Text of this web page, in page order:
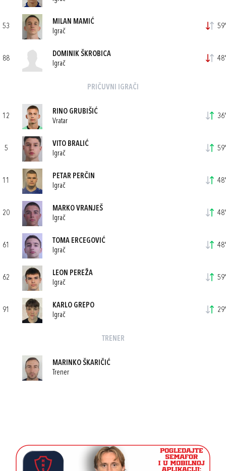
53
MILAN MAMIĆ
Igrač
59'
88
DOMINIK ŠKROBICA
Igrač
48'
PRIČUVNI IGRAČI
12
RINO GRUBIŠIĆ
Vratar
36'
5
VITO BRALIĆ
Igrač
59'
11
PETAR PERČIN
Igrač
48'
20
MARKO VRANJEŠ
Igrač
48'
61
TOMA ERCEGOVIĆ
Igrač
48'
62
LEON PEREŽA
Igrač
59'
91
KARLO GREPO
Igrač
29'
TRENER
MARINKO ŠKARIČIĆ
Trener